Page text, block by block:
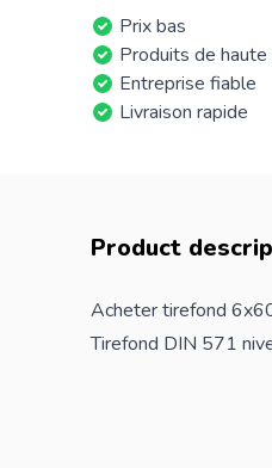
Prix bas
Produits de
Entreprise fiable
Livraison rapide
Product
Acheter tirefond
Tirefond DIN 571